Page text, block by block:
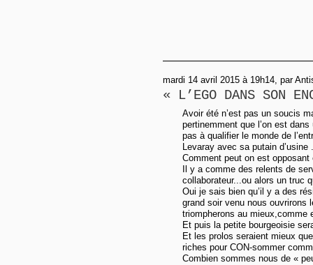
mardi 14 avril 2015 à 19h14, par
« L’EGO DANS SON
Avoir été n’est pas un soucis
pertinemment que l’on est
pas à qualifier le monde de
Levaray avec sa putain d’usine .
Comment peut on est opposant
Il y a comme des relents de
collaborateur...ou alors un truc
Oui je sais bien qu’il y a des
grand soir venu nous ouvrirons
triompherons au mieux,comme
Et puis la petite bourgeoisie
Et les prolos seraient mieux
riches pour CON-sommer
Combien sommes nous de «